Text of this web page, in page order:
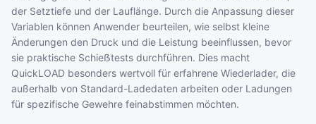
der Setztiefe und der Lauflänge. Durch die Anpassung dieser
Variablen können Anwender beurteilen, wie selbst kleine
Änderungen den Druck und die Leistung beeinflussen, bevor
sie praktische Schieẞtests durchführen. Dies macht
QuickLOAD besonders wertvoll für erfahrene Wiederlader, die
außerhalb von Standard-Ladedaten arbeiten oder Ladungen
für spezifische Gewehre feinabstimmen möchten.